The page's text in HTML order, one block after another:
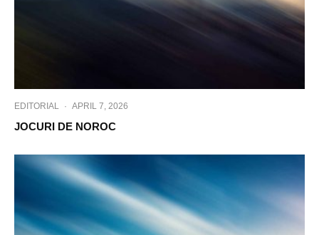
EDITORIAL · APRIL 7, 2026
JOCURI DE NOROC